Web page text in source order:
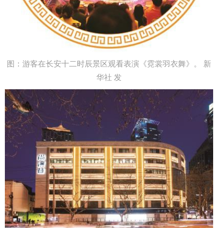
图： 游客在长安十二时辰景区观看表演《霓裳羽衣舞》。 新
华社 发